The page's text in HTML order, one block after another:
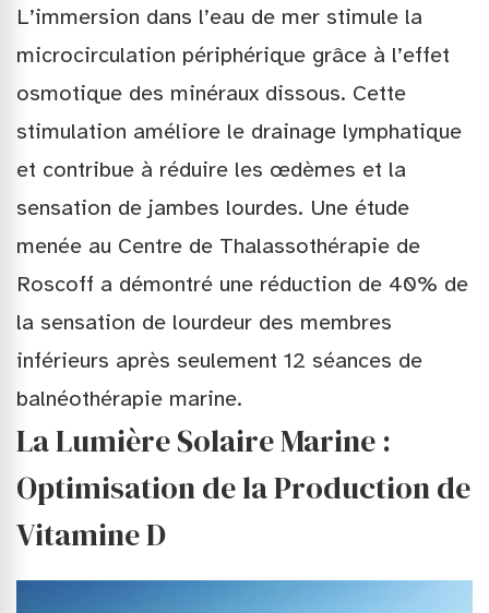
L’immersion dans l’eau de mer stimule la
microcirculation périphérique grâce à l’effet
osmotique des minéraux dissous. Cette
stimulation améliore le drainage lymphatique
et contribue à réduire les œdèmes et la
sensation de jambes lourdes. Une étude
menée au Centre de Thalassothérapie de
Roscoff a démontré une réduction de 40% de
la sensation de lourdeur des membres
inférieurs après seulement 12 séances de
balnéothérapie marine.
La Lumière Solaire Marine :
Optimisation de la Production de
Vitamine D